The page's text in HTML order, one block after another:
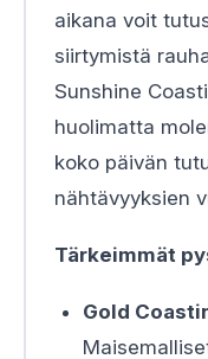
aikana voit
siirtymistä
Sunshine
huolimatta
koko päivän
nähtävyyksien
Tärkeimmät
Gold